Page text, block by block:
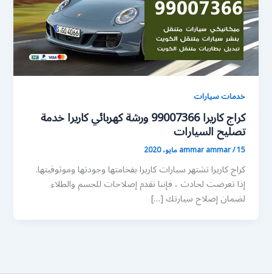
خدمات سيارات
كراج كاريرا 99007366 ورشة كهربائي كاريرا خدمة
تصليح السيارات
ammar ammar/15 مايو، 2020
كراج كاريرا تشتهر سيارات كاريرا بفخامتها وجودتها وموثوقيتها.
إذا تعرضت لحادث ، فإننا نقدم إصلاحات للجسم والطلاء
لضمان إصلاح سيارتك […]